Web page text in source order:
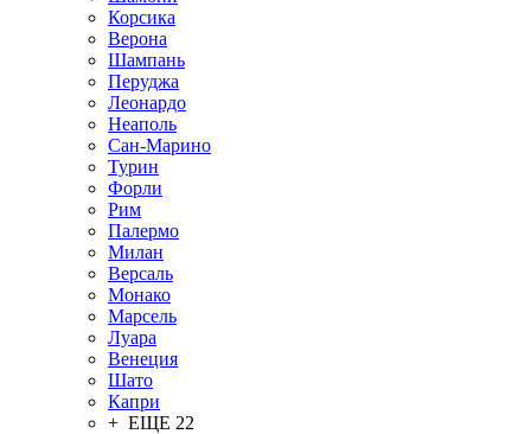
Корсика
Верона
Шампань
Перуджа
Леонардо
Неаполь
Сан-Марино
Турин
Форли
Рим
Палермо
Милан
Версаль
Монако
Марсель
Луара
Венеция
Шато
Капри
+ ЕЩЕ 22